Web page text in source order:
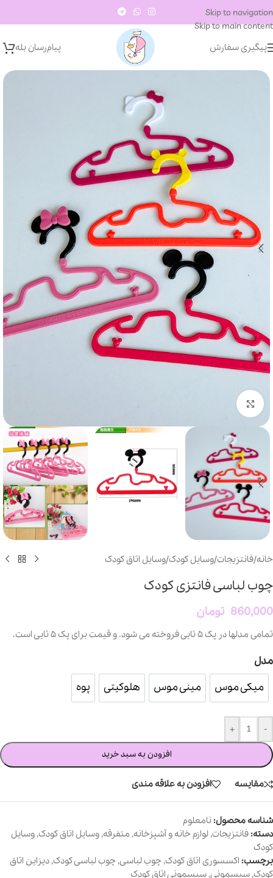
Skip to navigation
Skip to main content
پیگیری سفارش
پیام‌رسان‌ بله
بزرگنمایی تصویر
خانه/فانتزیجات/وسایل کودک/وسایل اتاق کودک
چوب لباسی فانتزی کودک
860,000 تومان
تمامی مدلها در پک ۵ تایی فروخته می شود. و قیمت برای پک ۵ تایی است.
مدل
میکی موس
میکی موسمینی موس
مینی موسهلوکیتی
هلوکیتی پوه
پوه
-
+
افزودن به سبد خرید
مقایسه افزودن به علاقه مندی
شناسه محصول: نامعلوم
دسته: فانتزیجات, لوازم خانه و آشپزخانه, متفرقه, وسایل اتاق کودک, وسایل
کودک
برچسب: اکسسوری اتاق کودک, چوب لباسی, چوب لباسی کودک, دیزاین اتاق
کودک, سیسمونی, سیسمونی اتاق کودک